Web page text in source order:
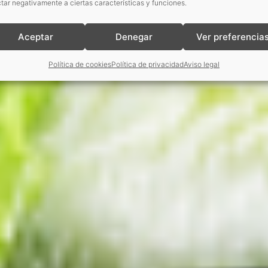
negativamente a ciertas características y funciones.
Aceptar Denegar Ver
Política de cookiesPolítica de privacidadAviso legal